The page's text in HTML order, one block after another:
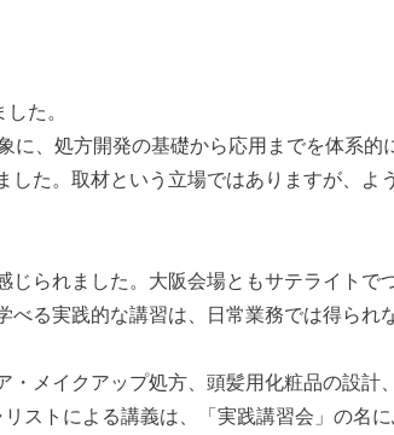
た。
、処方開発の基礎から応用までを体系的
た。取材という立場ではありますが、よ
られました。大阪会場ともサテライトで
る実践的な講習は、日常業務では得られ
メイクアップ処方、頭髪用化粧品の設計
ストによる講義は、「実践講習会」の名